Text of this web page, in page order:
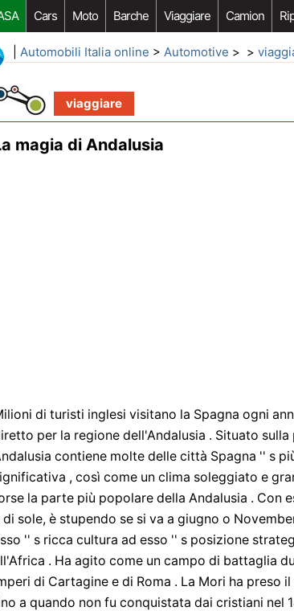
Cars Moto Barche Viaggiare Camion
Automobili Italia online > Automotive > >
viaggiare
magia di Andalusia
di turisti inglesi visitano la Spagna ogni
per la regione dell'Andalusia . Situato sulla
contiene molte delle città Spagna '' s
, così come un clima soleggiato e
la parte più popolare della Andalusia . Con
di sole, è stupendo se si va a giugno o
'' s ricca cultura ad esso '' s posizione
. Ha agito come un campo di battaglia
di Cartagine e di Roma . La Mori ha preso
a quando non fu conquistata dai cristiani nel